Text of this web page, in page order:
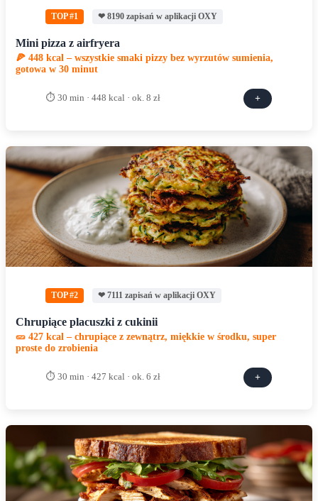
TOP #1 ❤ 8190 zapisań w aplikacji OXY
Mini pizza z airfryera
🍕 448 kcal – wszystkie smaki pizzy bez wyrzutów sumienia,
gotowa w 30 minut
⏱ 30 min · 448 kcal · ok. 8 zł +
TOP #2 ❤ 7111 zapisań w aplikacji OXY
Chrupiące placuszki z cukinii
🥒 427 kcal – chrupiące z zewnątrz, miękkie w środku, super
proste do zrobienia
⏱ 30 min · 427 kcal · ok. 6 zł +